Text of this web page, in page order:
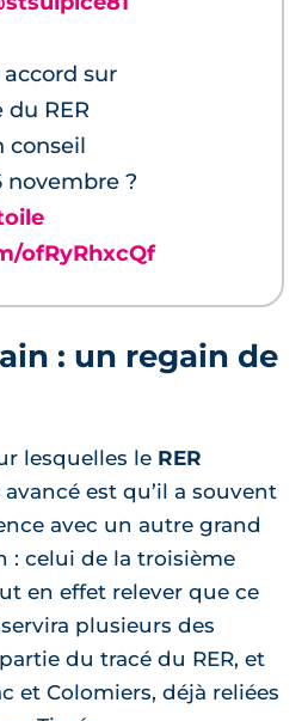
accord sur
du RER
conseil
novembre ?
ofRyRhxcQf
: un regain de
lesquelles le RER
est qu’il a souvent
avec un autre grand
: celui de la troisième
en effet relever que ce
plusieurs des
du tracé du RER, et
et Colomiers, déjà reliées